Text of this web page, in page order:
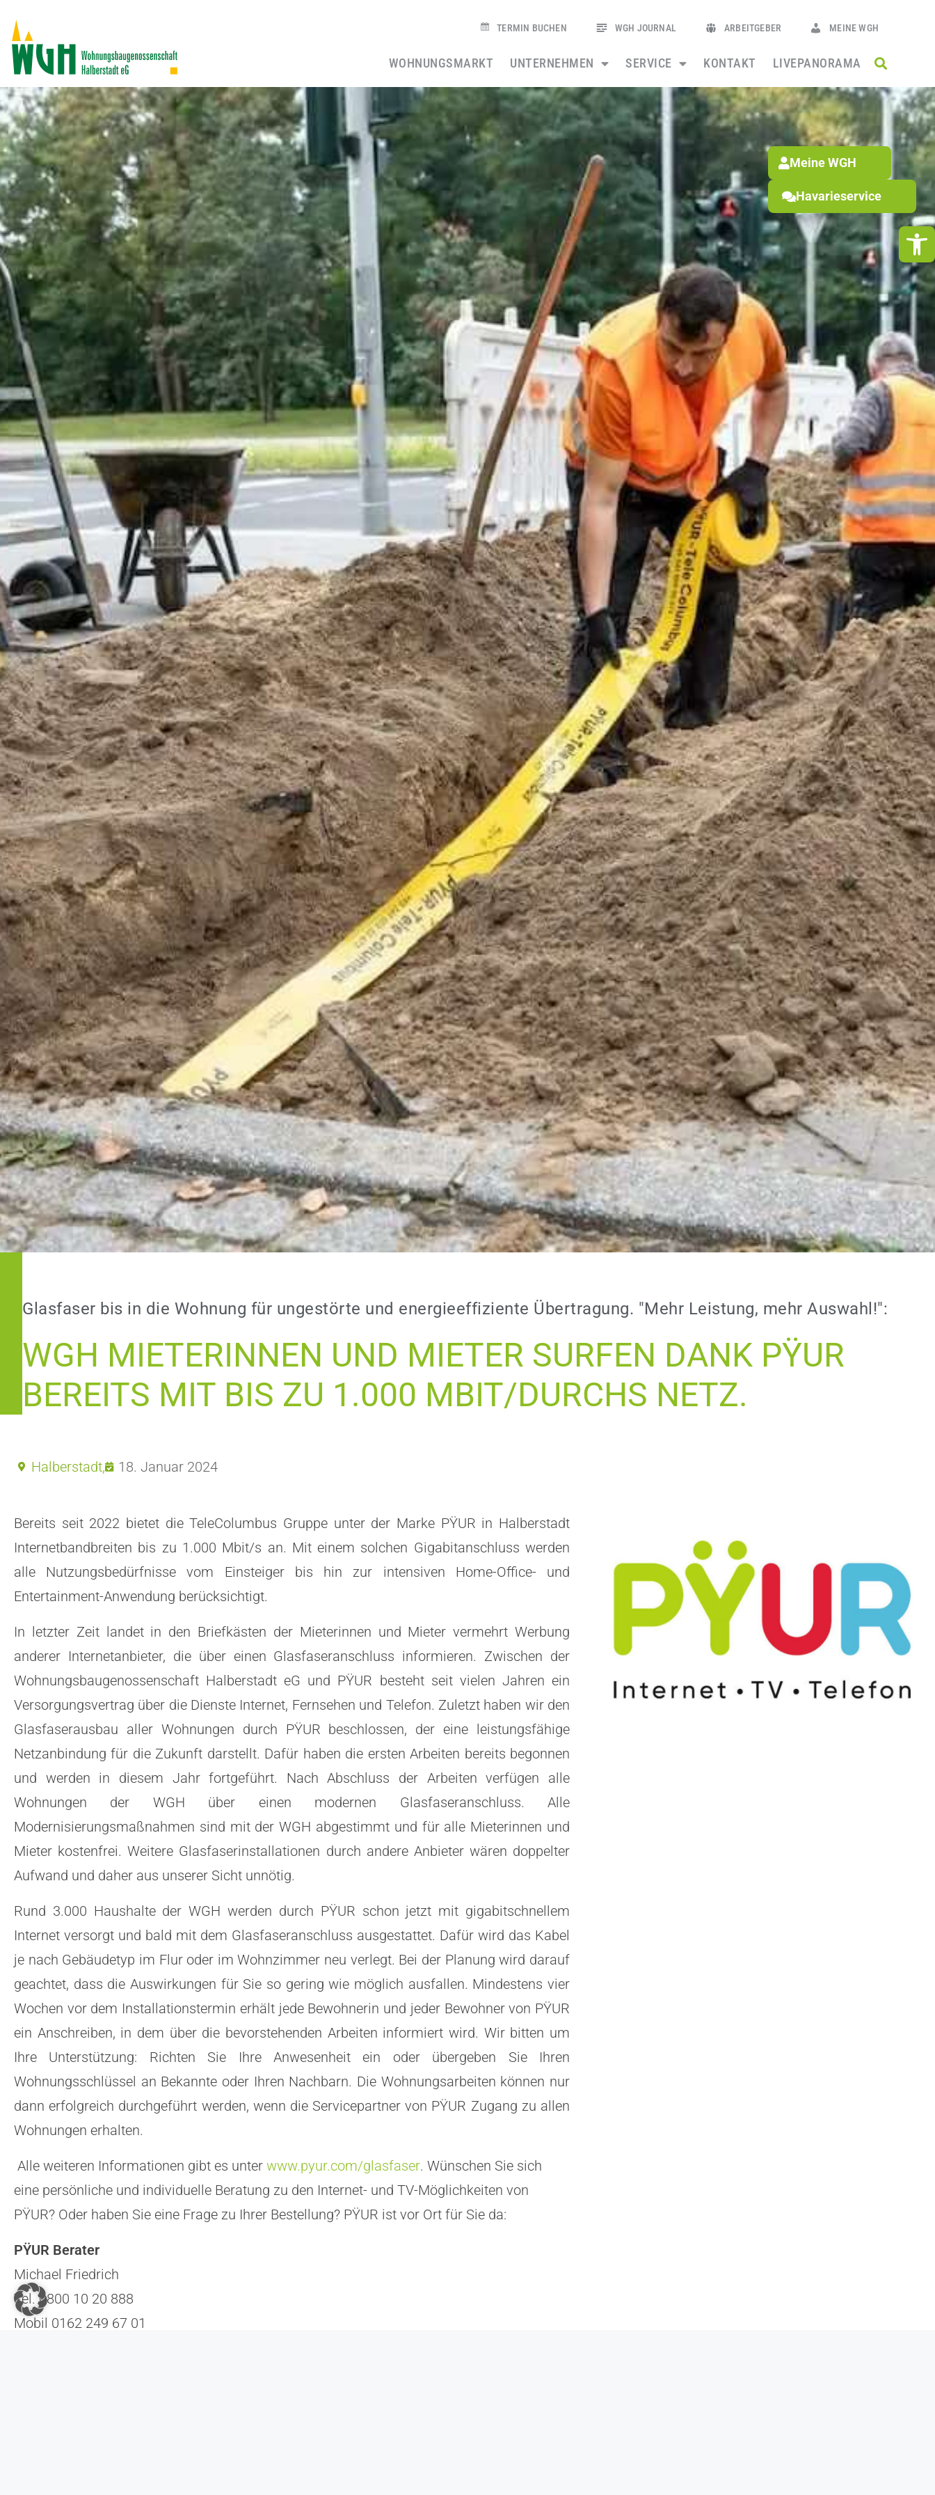
TERMIN BUCHEN WGH JOURNAL ARBEITGEBER MEINE WGH
WOHNUNGSMARKT UNTERNEHMEN SERVICE KONTAKT LIVEPANORAMA
Meine WGH
Havarieservice
Glasfaser bis in die Wohnung für ungestörte und energieeffiziente Übertragung. "Mehr Leistung, mehr Auswahl!":
WGH MIETERINNEN UND MIETER SURFEN DANK PŸUR
BEREITS MIT BIS ZU 1.000 MBIT/DURCHS NETZ.
Halberstadt, 18. Januar 2024
Bereits seit 2022 bietet die TeleColumbus Gruppe unter der Marke PŸUR in Halberstadt
Internetbandbreiten bis zu 1.000 Mbit/s an. Mit einem solchen Gigabitanschluss werden
alle Nutzungsbedürfnisse vom Einsteiger bis hin zur intensiven Home-Office- und
Entertainment-Anwendung berücksichtigt.
In letzter Zeit landet in den Briefkästen der Mieterinnen und Mieter vermehrt Werbung
anderer Internetanbieter, die über einen Glasfaseranschluss informieren. Zwischen der
Wohnungsbaugenossenschaft Halberstadt eG und PŸUR besteht seit vielen Jahren ein
Versorgungsvertrag über die Dienste Internet, Fernsehen und Telefon. Zuletzt haben wir den
Glasfaserausbau aller Wohnungen durch PŸUR beschlossen, der eine leistungsfähige
Netzanbindung für die Zukunft darstellt. Dafür haben die ersten Arbeiten bereits begonnen
und werden in diesem Jahr fortgeführt. Nach Abschluss der Arbeiten verfügen alle
Wohnungen der WGH über einen modernen Glasfaseranschluss. Alle
Modernisierungsmaßnahmen sind mit der WGH abgestimmt und für alle Mieterinnen und
Mieter kostenfrei. Weitere Glasfaserinstallationen durch andere Anbieter wären doppelter
Aufwand und daher aus unserer Sicht unnötig.
Rund 3.000 Haushalte der WGH werden durch PŸUR schon jetzt mit gigabitschnellem
Internet versorgt und bald mit dem Glasfaseranschluss ausgestattet. Dafür wird das Kabel
je nach Gebäudetyp im Flur oder im Wohnzimmer neu verlegt. Bei der Planung wird darauf
geachtet, dass die Auswirkungen für Sie so gering wie möglich ausfallen. Mindestens vier
Wochen vor dem Installationstermin erhält jede Bewohnerin und jeder Bewohner von PŸUR
ein Anschreiben, in dem über die bevorstehenden Arbeiten informiert wird. Wir bitten um
Ihre Unterstützung: Richten Sie Ihre Anwesenheit ein oder übergeben Sie Ihren
Wohnungsschlüssel an Bekannte oder Ihren Nachbarn. Die Wohnungsarbeiten können nur
dann erfolgreich durchgeführt werden, wenn die Servicepartner von PŸUR Zugang zu allen
Wohnungen erhalten.
Alle weiteren Informationen gibt es unter www.pyur.com/glasfaser. Wünschen Sie sich
eine persönliche und individuelle Beratung zu den Internet- und TV-Möglichkeiten von
PŸUR? Oder haben Sie eine Frage zu Ihrer Bestellung? PŸUR ist vor Ort für Sie da:
PŸUR Berater
Michael Friedrich
Tel. 0800 10 20 888
Mobil 0162 249 67 01